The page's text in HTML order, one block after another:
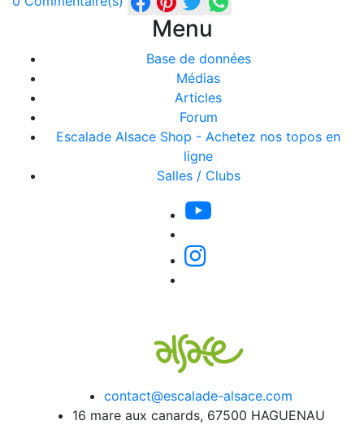
Menu
Base de données
Médias
Articles
Forum
Escalade Alsace Shop - Achetez nos topos en
ligne
Salles / Clubs
contact@escalade-alsace.com
16 mare aux canards, 67500 HAGUENAU